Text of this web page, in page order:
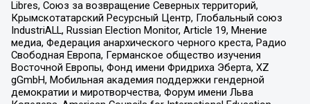
Libres, Союз за возвращение Северных территорий,
Крымскотатарский Ресурсный Центр, Глобальный союз
IndustriALL, Russian Election Monitor, Article 19, Мнение
медиа, Федерация анархического черного креста, Радио
Свободная Европа, Германское общество изучения
Восточной Европы, Фонд имени Фридриха Эберта, XZ
gGmbH, Мобильная академия поддержки гендерной
демократии и миротворчества, Форум имени Льва